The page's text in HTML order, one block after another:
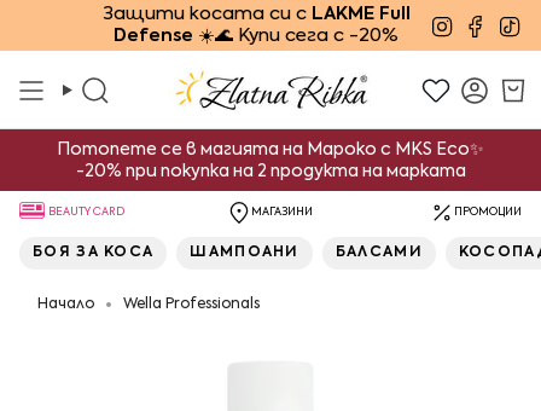
Потопете се в магията на Мароко с MKS Eco✨
-20% при покупка на 2 продукта на марката
Защити косата си с LAKME Full
Defense ☀️🌊 Купи сега с -20%
Търсене
BEAUTY CARD МАГАЗИНИ ПРОМОЦИИ
БОЯ ЗА КОСА ШАМПОАНИ БАЛСАМИ
Начало Wella Professionals